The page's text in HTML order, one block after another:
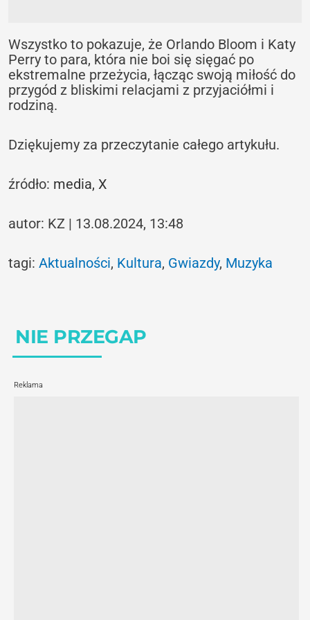
Wszystko to pokazuje, że Orlando Bloom i Katy
Perry to para, która nie boi się sięgać po
ekstremalne przeżycia, łącząc swoją miłość do
przygód z bliskimi relacjami z przyjaciółmi i
rodziną.
Dziękujemy za przeczytanie całego artykułu.
źródło: media,X
autor: KZ | 13.08.2024, 13:48
tagi:Aktualności, Kultura, Gwiazdy, Muzyka
NIE PRZEGAP
Reklama